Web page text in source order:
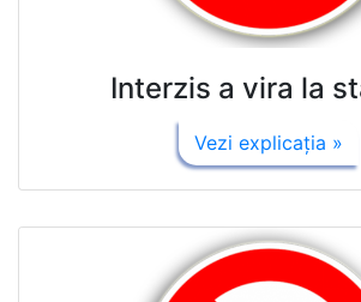
Interzis a vira la
Vezi explicaţia »